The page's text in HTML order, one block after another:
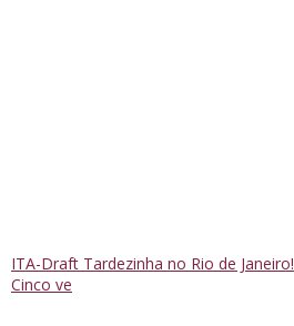
ITA-Draft Tardezinha no Rio de Janeiro!
Cinco ve